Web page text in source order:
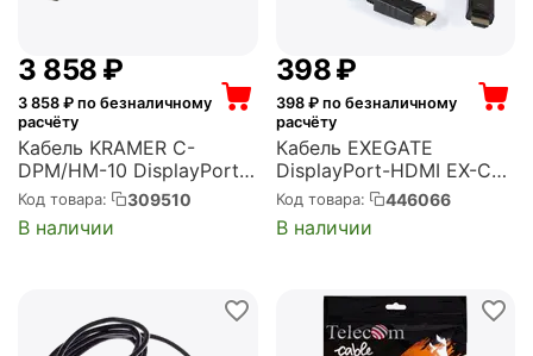
3 858 ₽
3 858 ₽ по безналичному
расчёту
Кабель KRAMER C-
DPM/HM-10 DisplayPort-
HDMI (Вилка - Вилка), 3
м (97-0601010)
Код товара: 309510
В наличии
‍398‍₽
398₽ по безналичному
расчёту
Кабель EXEGATE
DisplayPort-HDMI EX-CC-
DP-HDMI-2.0 (20M/19M,
2м, экран)
(EX294710RUS)
Код товара: 446066
В наличии